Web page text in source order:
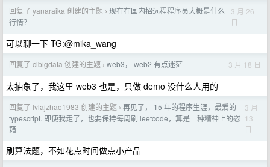
回复了 yanaraika 创建的主题 › 现在在国内招远程程序员大概是什么
行情？
3 月 26
日
可以聊一下 TG:@mika_wang
回复了 clbigdata 创建的主题 › web3， web2 有点迷茫 3 月 18 日
太抽象了，我这里 web3 也是，只做 demo 没什么人用的
回复了 lvlajzhao1983 创建的主题 › 再见了， 15 年的程序生涯，最爱的
typescript. 即便我走了，也要保持每周刷 leetcode，算是一种精神上的慰
藉
3 月
13
日
刷算法题，不如花点时间做点小产品